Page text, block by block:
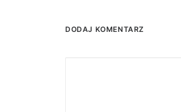
DODAJ KOMENTARZ